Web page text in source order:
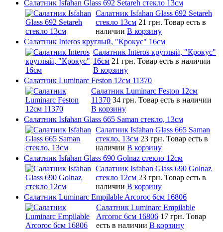
Салатник Isfahan Glass 692 Setareh стекло 13см
Салатник Isfahan Glass 692 Setareh
стекло 13см 21 грн. Товар есть в
наличии В корзину
Салатник Interos круглый, "Крокус" 16см
Салатник Interos круглый, "Крокус"
16см 21 грн. Товар есть в наличии
В корзину
Салатник Luminarc Feston 12см 11370
Салатник Luminarc Feston 12см
11370 34 грн. Товар есть в наличии
В корзину
Салатник Isfahan Glass 665 Saman стекло, 13см
Салатник Isfahan Glass 665 Saman
стекло, 13см 23 грн. Товар есть в
наличии В корзину
Салатник Isfahan Glass 690 Golnaz стекло 12см
Салатник Isfahan Glass 690 Golnaz
стекло 12см 23 грн. Товар есть в
наличии В корзину
Салатник Luminarc Empilable Arcoroc 6см 16806
Салатник Luminarc Empilable
Arcoroc 6см 16806 17 грн. Товар
есть в наличии В корзину